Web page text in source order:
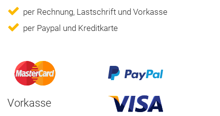
per Rechnung, Lastschrift und Vorkasse
per Paypal und Kreditkarte
Vorkasse